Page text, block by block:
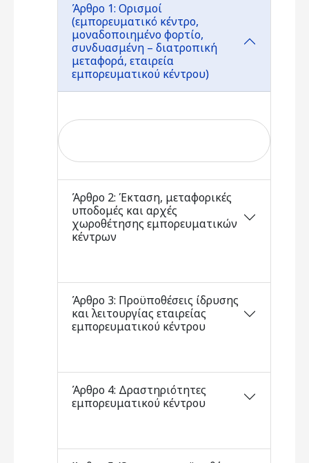
Άρθρο 1: Ορισμοί
(εμπορευματικό κέντρο,
μοναδοποιημένο φορτίο,
συνδυασμένη – διατροπική
μεταφορά, εταιρεία
εμπορευματικού κέντρου)
Άρθρο 2: Έκταση, μεταφορικές
υποδομές και αρχές
χωροθέτησης εμπορευματικών
κέντρων
Άρθρο 3: Προϋποθέσεις ίδρυσης
και λειτουργίας εταιρείας
εμπορευματικού κέντρου
Άρθρο 4: Δραστηριότητες
εμπορευματικού κέντρου